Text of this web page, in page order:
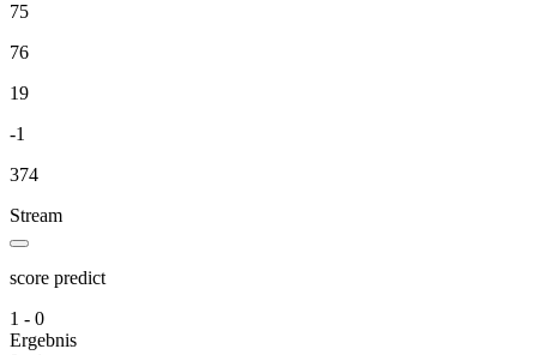
75
76
19
-1
374
Stream
score predict
1 - 0
Ergebnis